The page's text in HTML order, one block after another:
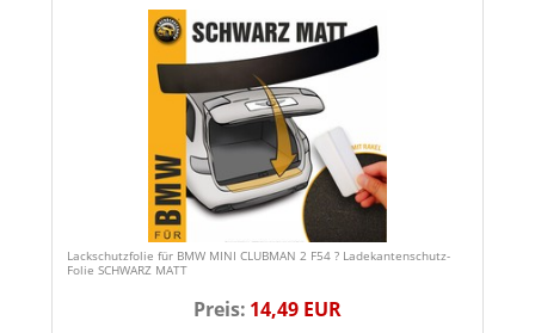
Lackschutzfolie für BMW MINI CLUBMAN 2 F54 ? Ladekantenschutz-
Folie SCHWARZ MATT
Preis: 14,49 EUR